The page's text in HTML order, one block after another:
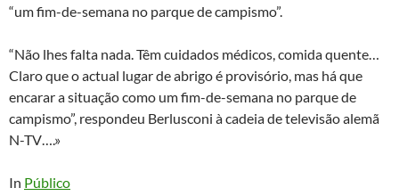
“um fim-de-semana no parque de campismo”.
“Não lhes falta nada. Têm cuidados médicos, comida quente…
Claro que o actual lugar de abrigo é provisório, mas há que
encarar a situação como um fim-de-semana no parque de
campismo”, respondeu Berlusconi à cadeia de televisão alemã
N-TV….»
In Público